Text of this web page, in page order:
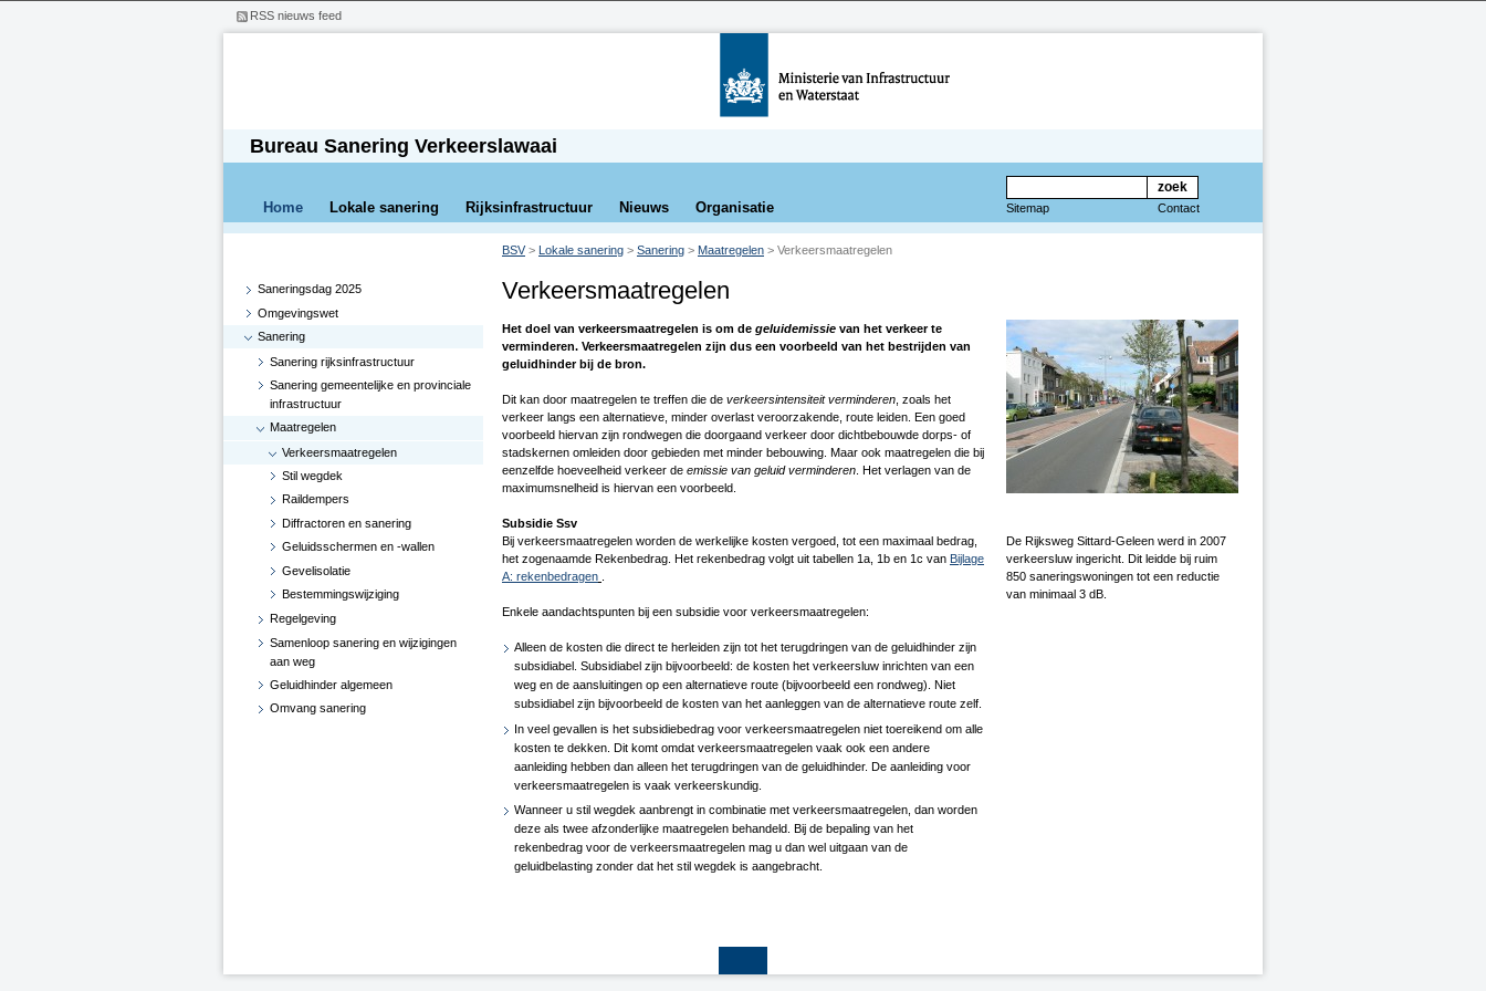
Bureau Sanering Verkeerslawaai
Home Lokale sanering Rijksinfrastructuur Nieuws Organisatie Contact
Sitemap
BSV> Lokale sanering > Sanering > Maatregelen > Verkeersmaatregelen
Verkeersmaatregelen
Het doel van verkeersmaatregelen is om de geluidemissie van het verkeer te
verminderen. Verkeersmaatregelen zijn dus een voorbeeld van het bestrijden van
geluidhinder bij de bron.
Dit kan door maatregelen te treffen die de verkeersintensiteit verminderen , zoals het
verkeer langs een alternatieve, minder overlast veroorzakende, route leiden. Een goed
voorbeeld hiervan zijn rondwegen die doorgaand verkeer door dichtbebouwde dorps- of
stadskernen omleiden door gebieden met minder bebouwing. Maar ook maatregelen die bij
eenzelfde hoeveelheid verkeer de emissie van geluid verminderen . Het verlagen van de
maximumsnelheid is hiervan een voorbeeld.
Subsidie Ssv
Bij verkeersmaatregelen worden de werkelijke kosten vergoed, tot een maximaal bedrag,
het zogenaamde Rekenbedrag. Het rekenbedrag volgt uit tabellen 1a, 1b en 1c van Bijlage
A: rekenbedragen
Enkele aandachtspunten bij een subsidie voor verkeersmaatregelen:
Alleen de kosten die direct te herleiden zijn tot het terugdringen van de geluidhinder zijn
subsidiabel. Subsidiabel zijn bijvoorbeeld: de kosten het verkeersluw inrichten van een
weg en de aansluitingen op een alternatieve route (bijvoorbeeld een rondweg). Niet
subsidiabel zijn bijvoorbeeld de kosten van het aanleggen van de alternatieve route zelf.
In veel gevallen is het subsidiebedrag voor verkeersmaatregelen niet toereikend om alle
kosten te dekken. Dit komt omdat verkeersmaatregelen vaak ook een andere
aanleiding hebben dan alleen het terugdringen van de geluidhinder. De aanleiding voor
verkeersmaatregelen is vaak verkeerskundig.
Wanneer u stil wegdek aanbrengt in combinatie met verkeersmaatregelen, dan worden
deze als twee afzonderlijke maatregelen behandeld. Bij de bepaling van het
rekenbedrag voor de verkeersmaatregelen mag u dan wel uitgaan van de
geluidbelasting zonder dat het stil wegdek is aangebracht.
De Rijksweg Sittard-Geleen werd in 2007
verkeersluw ingericht. Dit leidde bij ruim
850 saneringswoningen tot een reductie
van minimaal 3 dB.
Saneringsdag 2025
Omgevingswet
Sanering
Sanering rijksinfrastructuur
Sanering gemeentelijke en provinciale
infrastructuur
Maatregelen
Verkeersmaatregelen
Stil wegdek
Raildempers
Diffractoren en sanering
Geluidsschermen en -wallen
Gevelisolatie
Bestemmingswijziging
Regelgeving
Samenloop sanering en wijzigingen
aan weg
Geluidhinder algemeen
Omvang sanering
RSS nieuws feed